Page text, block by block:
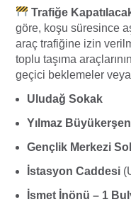
Trafiğe
göre, koşu süresince
araç trafiğine izin
toplu taşıma
geçici beklemeler
Uludağ Sokak
Yılmaz
Gençlik Merkezi
İstasyon Caddesi
İsmet İnönü – 1